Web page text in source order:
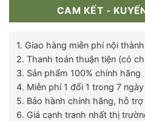
CAM KẾT -
1. Giao hàng miễn phí nội
2. Thanh toán thuận tiện (có
3. Sản phẩm 100% chính hãng
4. Miễn phí 1 đổi 1 trong 7
5. Bảo hành chính hãng, hỗ
6. Giá cạnh tranh nhất thị